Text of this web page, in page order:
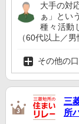
大手の対
ぁ」とい
種々活動
（60代以上／男
その他の
三
所